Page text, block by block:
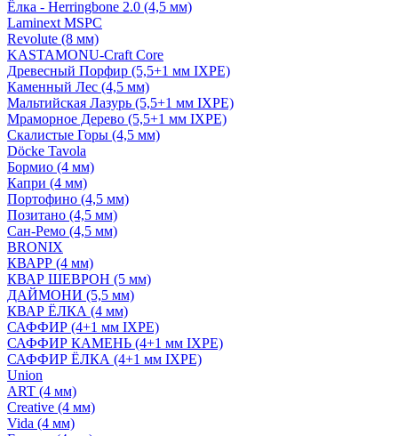
Ёлка - Herringbone 2.0 (4,5 мм)
Laminext MSPC
Revolute (8 мм)
KASTAMONU-Craft Core
Древесный Порфир (5,5+1 мм IXPE)
Каменный Лес (4,5 мм)
Мальтийская Лазурь (5,5+1 мм IXPE)
Мраморное Дерево (5,5+1 мм IXPE)
Скалистые Горы (4,5 мм)
Döcke Tavola
Бормио (4 мм)
Капри (4 мм)
Портофино (4,5 мм)
Позитано (4,5 мм)
Сан-Ремо (4,5 мм)
BRONIX
КВАРР (4 мм)
КВАР ШЕВРОН (5 мм)
ДАЙМОНИ (5,5 мм)
КВАР ЁЛКА (4 мм)
САФФИР (4+1 мм IXPE)
САФФИР КАМЕНЬ (4+1 мм IXPE)
САФФИР ЁЛКА (4+1 мм IXPE)
Union
ART (4 мм)
Creative (4 мм)
Vida (4 мм)